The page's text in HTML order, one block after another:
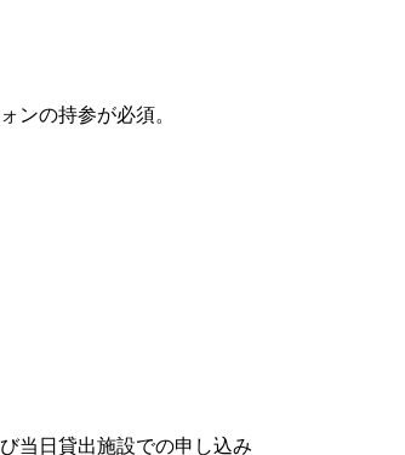
ンの持参が必須。
当日貸出施設での申し込み